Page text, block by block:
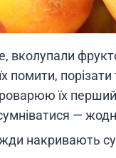
вколупали
помити,
їх
—
накривають